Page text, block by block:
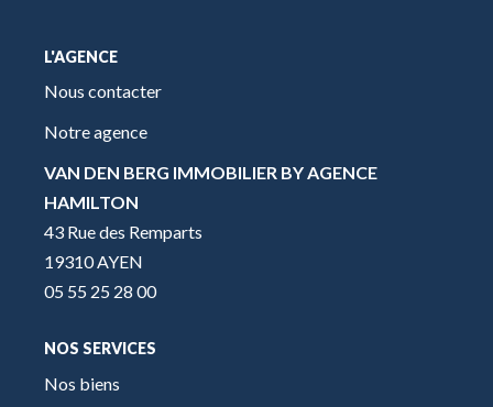
L'AGENCE
Nous contacter
Notre agence
VAN DEN BERG IMMOBILIER BY AGENCE
HAMILTON
43 Rue des Remparts
19310 AYEN
05 55 25 28 00
NOS SERVICES
Nos biens